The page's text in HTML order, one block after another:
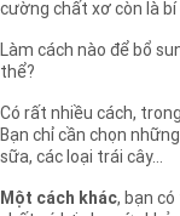
cường chất xơ còn là
Làm cách nào để bổ
thể?
Có rất nhiều cách,
Bạn chỉ cần chọn
sữa, các loại trái cây…
Một cách khác, bạn